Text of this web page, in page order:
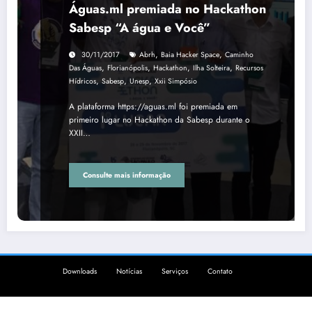
Águas.ml premiada no Hackathon
Sabesp “A água e Você”
30/11/2017 Abrh, Baia Hacker Space, Caminho
Das Águas, Florianópolis, Hackathon, Ilha Solteira, Recursos
Hídricos, Sabesp, Unesp, Xxii Simpósio
A plataforma https://aguas.ml foi premiada em
primeiro lugar no Hackathon da Sabesp durante o
XXII…
Consulte mais informação
Downloads Notícias Serviços Contato